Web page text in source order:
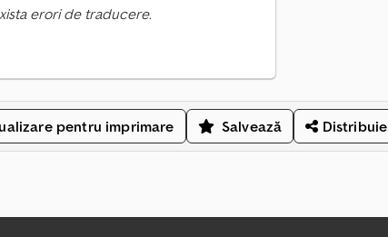
erori de traducere.
pentru imprimare Salvează Distribuie